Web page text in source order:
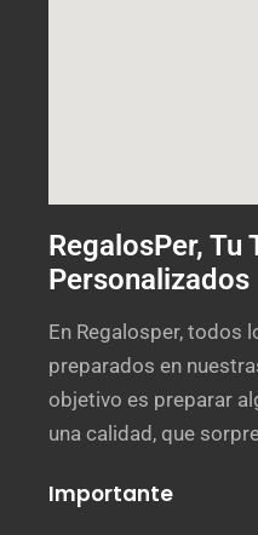
RegalosPer, Tu
Personalizados
En Regalosper, todos
preparados en
objetivo es preparar
una calidad, que
Importante